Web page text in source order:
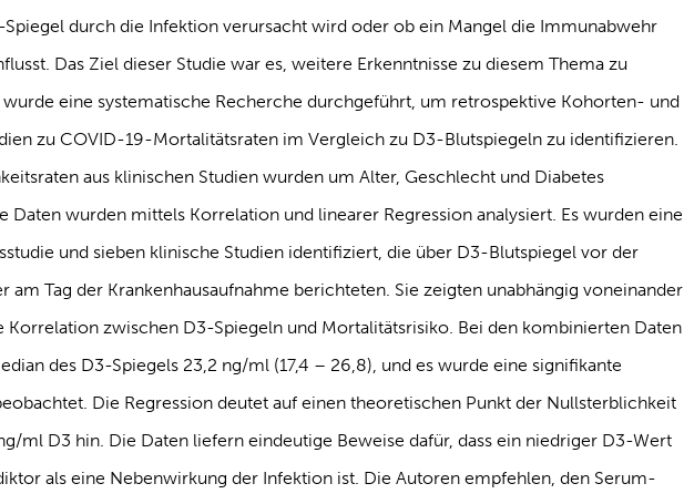
durch die Infektion verursacht wird oder ob ein Mangel die Immunabwehr
Das Ziel dieser Studie war es, weitere Erkenntnisse zu diesem Thema zu
wurde eine systematische Recherche durchgeführt, um retrospektive Kohorten- und
zu COVID-19-Mortalitätsraten im Vergleich zu D3-Blutspiegeln zu identifizieren.
aus klinischen Studien wurden um Alter, Geschlecht und Diabetes
Daten wurden mittels Korrelation und linearer Regression analysiert. Es wurden eine
und sieben klinische Studien identifiziert, die über D3-Blutspiegel vor der
am Tag der Krankenhausaufnahme berichteten. Sie zeigten unabhängig voneinander
Korrelation zwischen D3-Spiegeln und Mortalitätsrisiko. Bei den kombinierten Daten
des D3-Spiegels 23,2 ng/ml (17,4 – 26,8), und es wurde eine signifikante
Die Regression deutet auf einen theoretischen Punkt der Nullsterblichkeit
ml D3 hin. Die Daten liefern eindeutige Beweise dafür, dass ein niedriger D3-Wert
als eine Nebenwirkung der Infektion ist. Die Autoren empfehlen, den Serum-